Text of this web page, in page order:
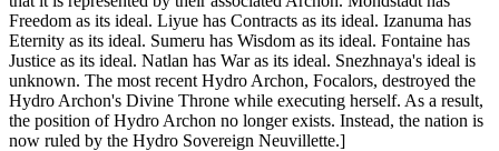
Freedom as its ideal. Liyue has Contracts as its ideal. Izanuma has
Eternity as its ideal. Sumeru has Wisdom as its ideal. Fontaine has
Justice as its ideal. Natlan has War as its ideal. Snezhnaya's ideal is
unknown. The most recent Hydro Archon, Focalors, destroyed the
Hydro Archon's Divine Throne while executing herself. As a result,
the position of Hydro Archon no longer exists. Instead, the nation is
now ruled by the Hydro Sovereign Neuvillette.]